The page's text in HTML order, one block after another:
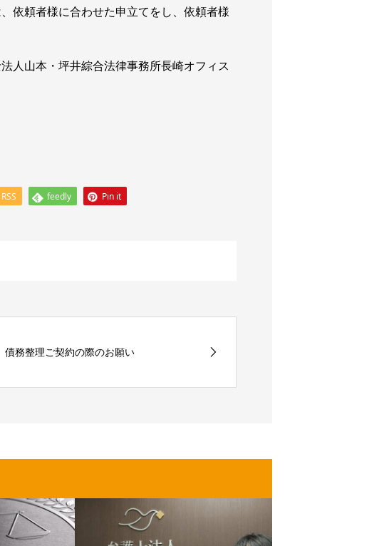
依頼者様に合わせた申立てをし、依頼者様
人山本・坪井綜合法律事務所長崎オフィス
RSS feedly Pin it
債務整理ご契約の際のお願い